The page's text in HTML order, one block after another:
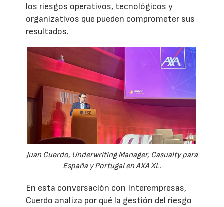
los riesgos operativos, tecnológicos y
organizativos que pueden comprometer sus
resultados.
Juan Cuerdo, Underwriting Manager, Casualty para
España y Portugal en AXA XL.
En esta conversación con Interempresas,
Cuerdo analiza por qué la gestión del riesgo